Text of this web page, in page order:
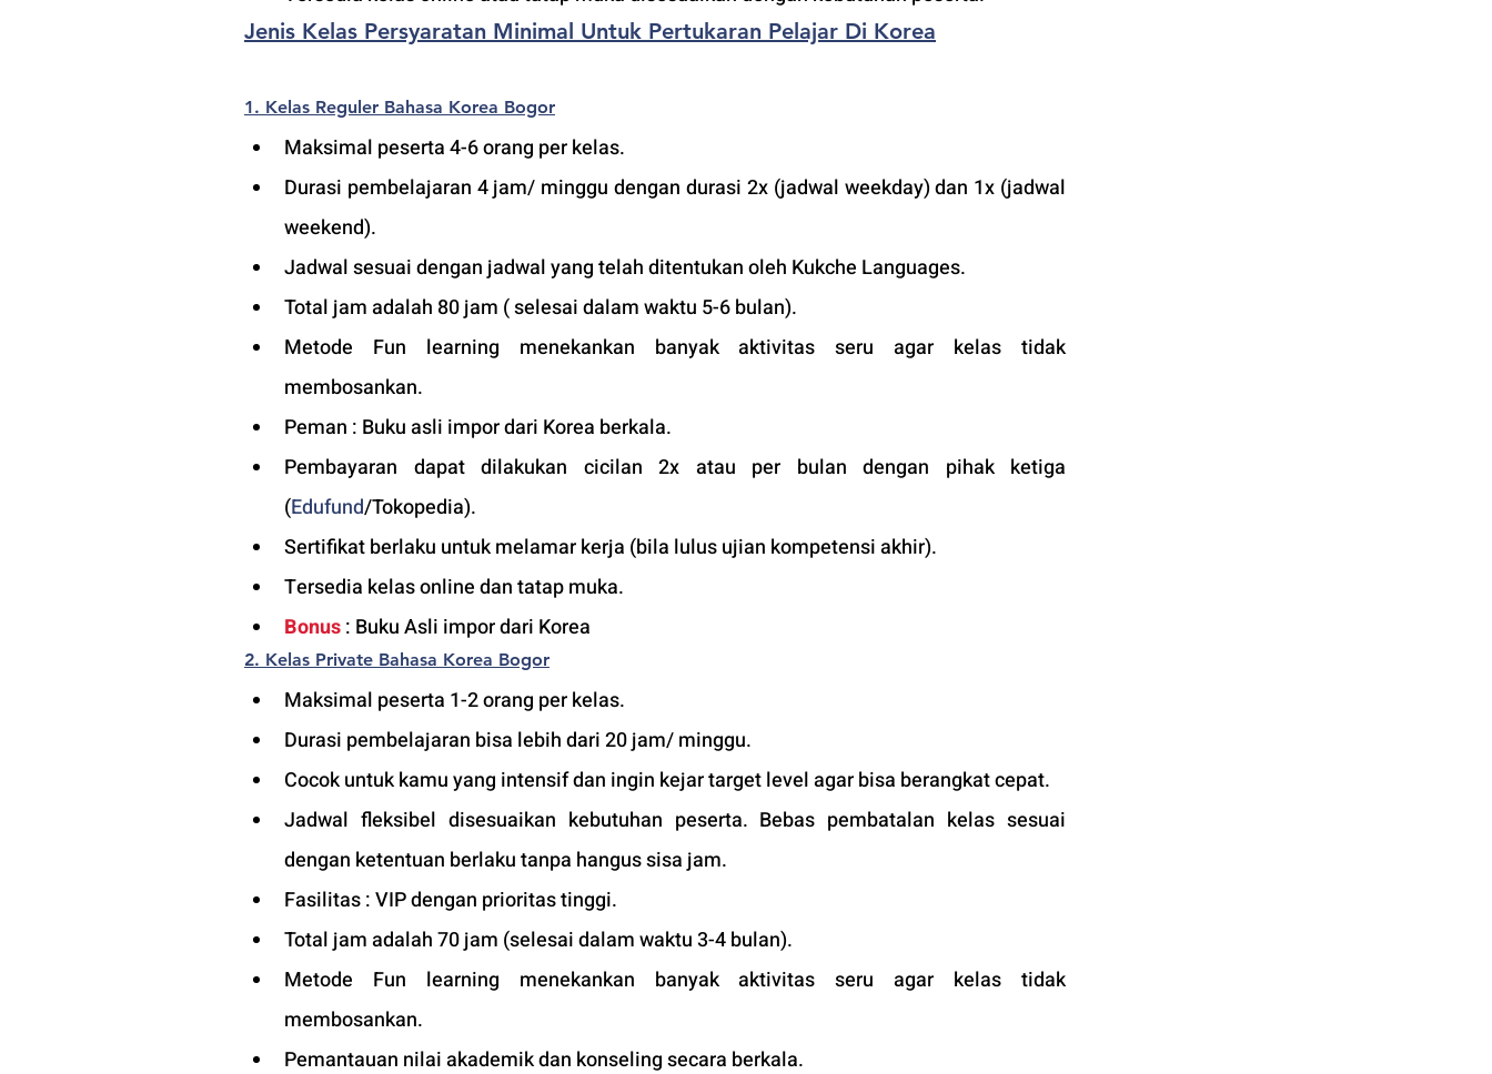
Jenis Kelas Persyaratan Minimal Untuk Pertukaran Pelajar Di Korea
1. Kelas Reguler Bahasa Korea Bogor
Maksimal peserta 4-6 orang per kelas.
Durasi pembelajaran 4 jam/ minggu dengan durasi 2x (jadwal weekday) dan 1x (jadwal
weekend).
Jadwal sesuai dengan jadwal yang telah ditentukan oleh Kukche Languages.
Total jam adalah 80 jam ( selesai dalam waktu 5-6 bulan).
Metode Fun learning menekankan banyak aktivitas seru agar kelas tidak
membosankan.
Peman : Buku asli impor dari Korea berkala.
Pembayaran dapat dilakukan cicilan 2x atau per bulan dengan pihak ketiga
(Edufund/Tokopedia).
Sertifikat berlaku untuk melamar kerja (bila lulus ujian kompetensi akhir).
Tersedia kelas online dan tatap muka.
Bonus : Buku Asli impor dari Korea
2. Kelas Private Bahasa Korea Bogor
Maksimal peserta 1-2 orang per kelas.
Durasi pembelajaran bisa lebih dari 20 jam/ minggu.
Cocok untuk kamu yang intensif dan ingin kejar target level agar bisa berangkat cepat.
Jadwal fleksibel disesuaikan kebutuhan peserta. Bebas pembatalan kelas sesuai
dengan ketentuan berlaku tanpa hangus sisa jam.
Fasilitas : VIP dengan prioritas tinggi.
Total jam adalah 70 jam (selesai dalam waktu 3-4 bulan).
Metode Fun learning menekankan banyak aktivitas seru agar kelas tidak
membosankan.
Pemantauan nilai akademik dan konseling secara berkala.